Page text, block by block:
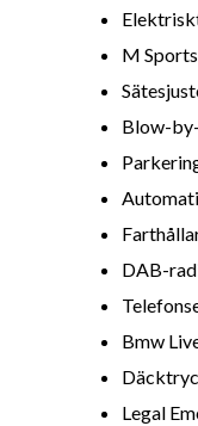
M
Blow-
DAB-
Bmw
Legal